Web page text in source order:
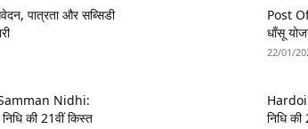
पात्रता और सब्सिडी
Post
धाँसू
22/01/
Nidhi:
की 21वीं किस्त
Hardoi
निधि की